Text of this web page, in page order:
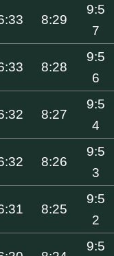
8:29
9:5
7
8:28
9:5
6
8:27
9:5
4
8:26
9:5
3
8:25
9:5
2
9:5